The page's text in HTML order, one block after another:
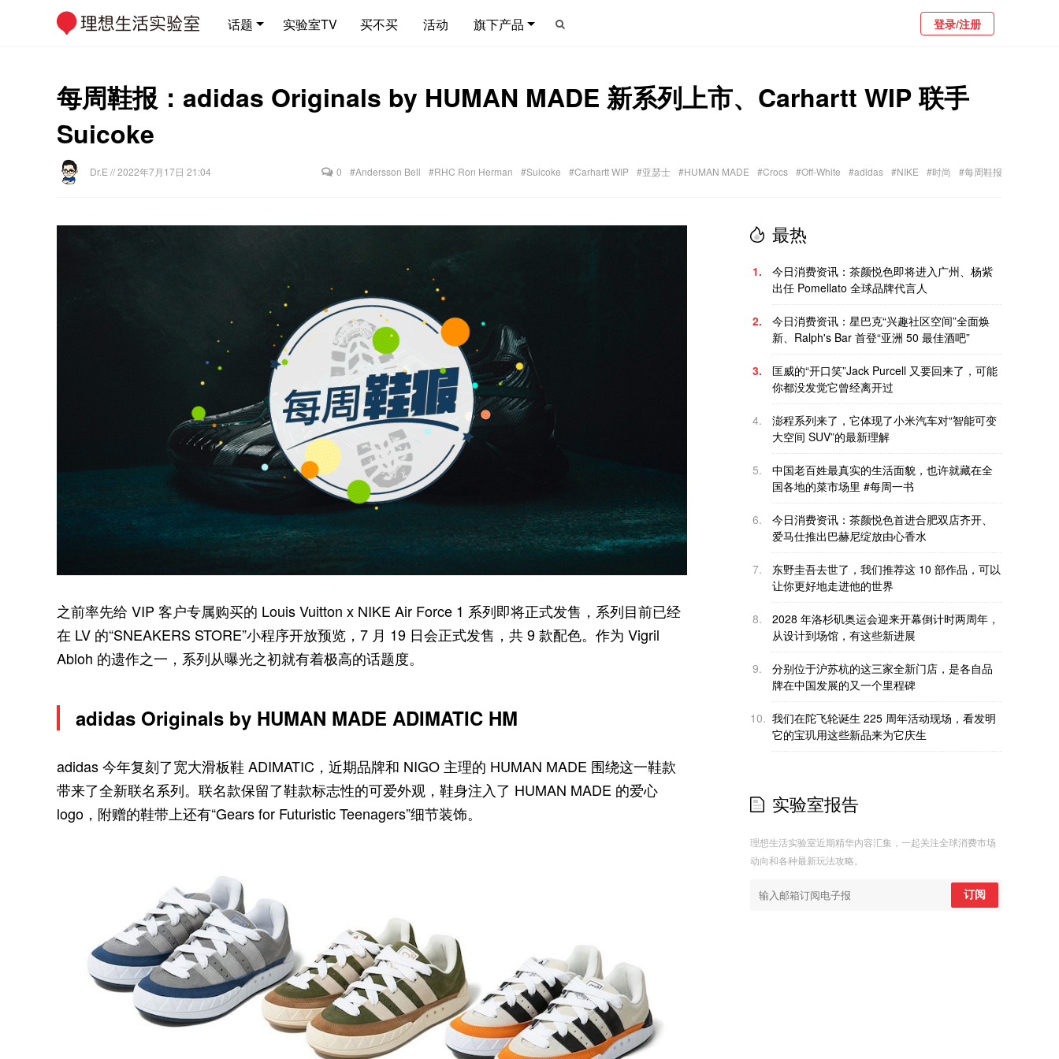
话题 实验室TV 买不买 活动 旗下产品 登录/注册
每周鞋报：adidas Originals by HUMAN MADE 新系列上市、Carhartt WIP 联手
Suicoke
Dr.E // 2022年7月17日 21:04 0 #Andersson Bell #RHC Ron Herman #Suicoke #Carhartt WIP #亚瑟士 #HUMAN MADE #Crocs #Off-White #adidas #NIKE #时尚 #每周鞋报
之前率先给 VIP 客户专属购买的 Louis Vuitton x NIKE Air Force 1 系列即将正式发售，系列目前已经
在 LV 的“SNEAKERS STORE”小程序开放预览，7 月 19 日会正式发售，共 9 款配色。作为 Vigril
Abloh 的遗作之一，系列从曝光之初就有着极高的话题度。
adidas Originals by HUMAN MADE ADIMATIC HM
adidas 今年复刻了宽大滑板鞋 ADIMATIC，近期品牌和 NIGO 主理的 HUMAN MADE 围绕这一鞋款
带来了全新联名系列。联名款保留了鞋款标志性的可爱外观，鞋身注入了 HUMAN MADE 的爱心
logo，附赠的鞋带上还有“Gears for Futuristic Teenagers”细节装饰。
最热
1.
今日消费资讯：茶颜悦色即将进入广州、杨紫
出任 Pomellato 全球品牌代言人
2.
今日消费资讯：星巴克“兴趣社区空间”全面焕
新、Ralph's Bar 首登“亚洲 50 最佳酒吧”
3.
匡威的“开口笑”Jack Purcell 又要回来了，可能
你都没发觉它曾经离开过
4.
澎程系列来了，它体现了小米汽车对“智能可变
大空间 SUV”的最新理解
5.
中国老百姓最真实的生活面貌，也许就藏在全
国各地的菜市场里 #每周一书
6.
今日消费资讯：茶颜悦色首进合肥双店齐开、
爱马仕推出巴赫尼绽放由心香水
7.
东野圭吾去世了，我们推荐这 10 部作品，可以
让你更好地走进他的世界
8.
2028 年洛杉矶奥运会迎来开幕倒计时两周年，
从设计到场馆，有这些新进展
9.
分别位于沪苏杭的这三家全新门店，是各自品
牌在中国发展的又一个里程碑
10. 我们在陀飞轮诞生 225 周年活动现场，看发明
它的宝玑用这些新品来为它庆生
实验室报告
理想生活实验室近期精华内容汇集，一起关注全球消费市场
动向和各种最新玩法攻略。